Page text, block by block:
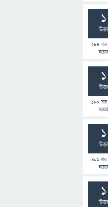
1
284বার
1
190
1
401 বার
1